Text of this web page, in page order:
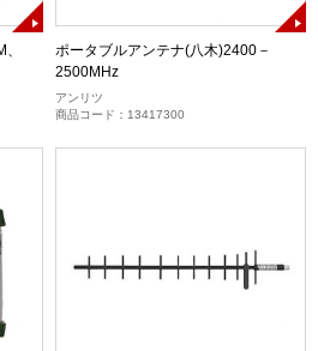
ポータブルアンテナ(八木)2400－
2500MHz
アンリツ
商品コード：13417300